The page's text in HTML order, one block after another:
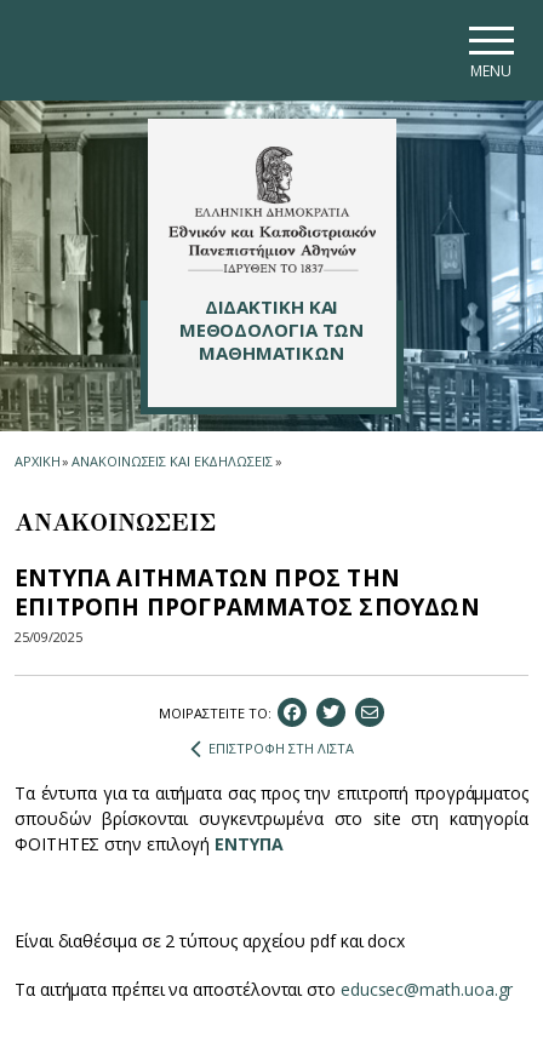
MENU
ΔΙΔΑΚΤΙΚΗ ΚΑΙ
ΜΕΘΟΔΟΛΟΓΙΑ ΤΩΝ
ΜΑΘΗΜΑΤΙΚΩΝ
ΑΡΧΙΚΗ» ΑΝΑΚΟΙΝΩΣΕΙΣ ΚΑΙ ΕΚΔΗΛΩΣΕΙΣ»
ΑΝΑΚΟΙΝΩΣΕΙΣ
ΕΝΤΥΠΑ ΑΙΤΗΜΑΤΩΝ ΠΡΟΣ ΤΗΝ
ΕΠΙΤΡΟΠΗ ΠΡΟΓΡΑΜΜΑΤΟΣ ΣΠΟΥΔΩΝ
25/09/2025
ΜΟΙΡΑΣΤEIΤΕ ΤΟ:
ΕΠΙΣΤΡΟΦΗ ΣΤΗ ΛΙΣΤΑ
Τα έντυπα για τα αιτήματα σας προς την επιτροπή προγράμματος
σπουδών βρίσκονται συγκεντρωμένα στο site στη κατηγορία
ΦΟΙΤΗΤΕΣ στην επιλογή ΕΝΤΥΠΑ
Είναι διαθέσιμα σε 2 τύπους αρχείου pdf και docx
Τα αιτήματα πρέπει να αποστέλονται στο educsec@math.uoa.gr